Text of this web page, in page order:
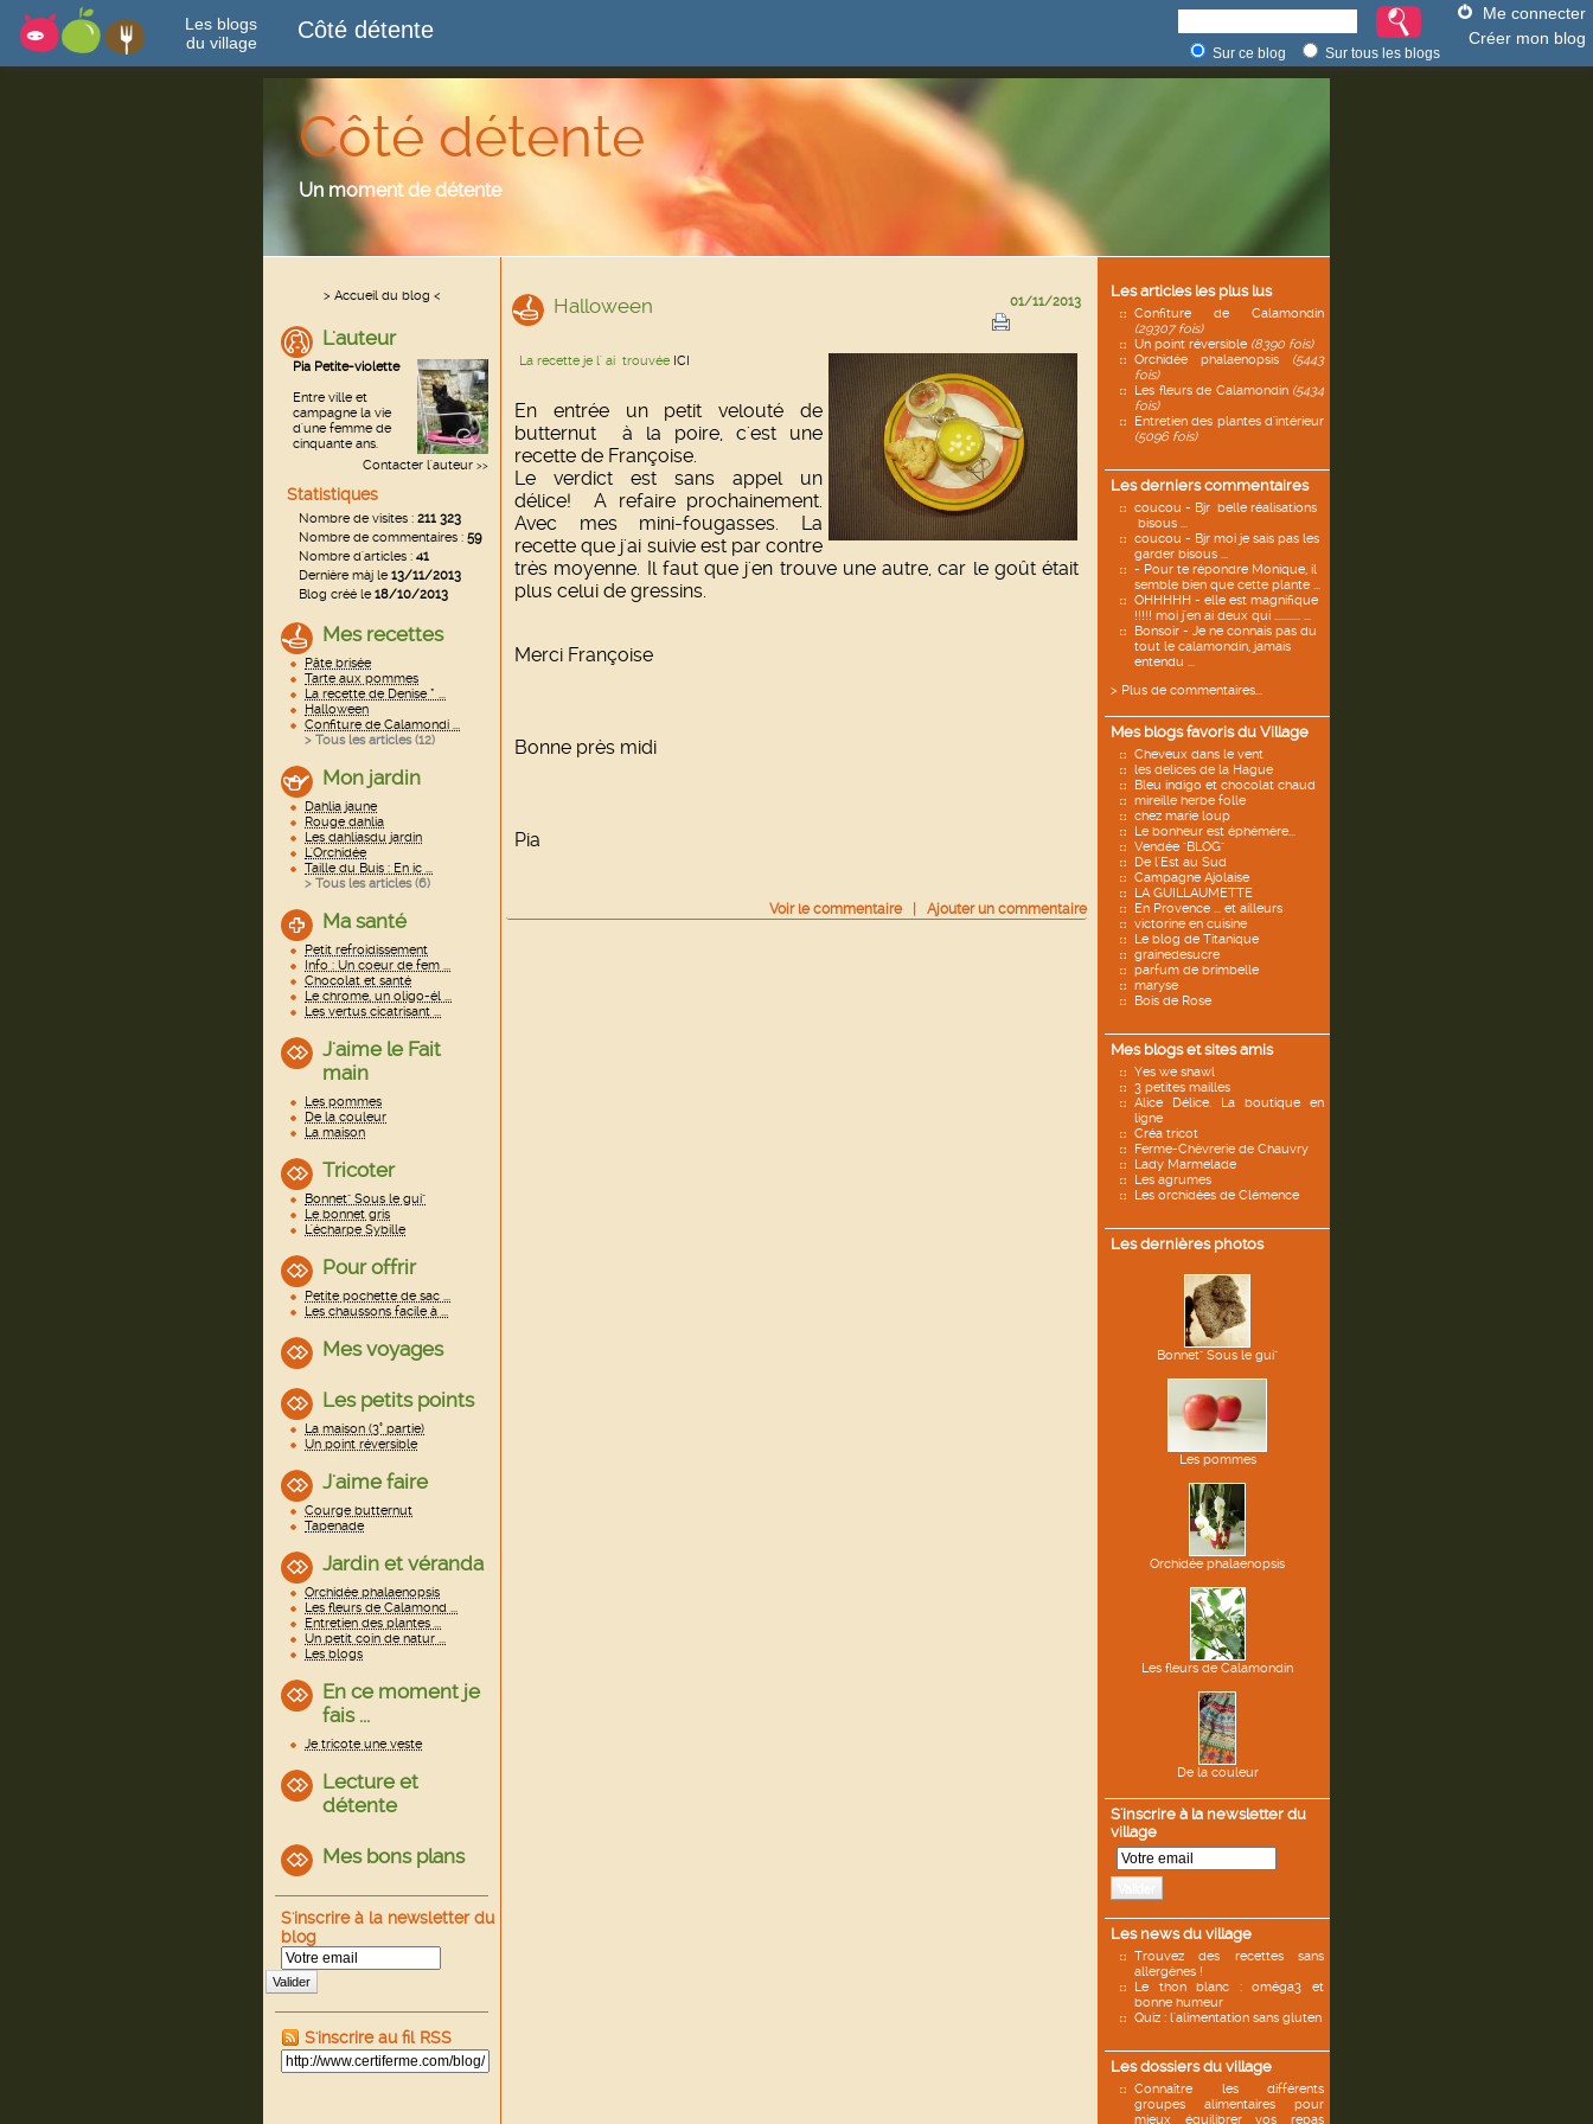
Les blogs
du village
Côté détente
Me connecter
Créer mon blog
Sur ce blog Sur tous les blogs
Côté détente
Un moment de détente
Les articles les plus lus
Confiture de Calamondin
(29307 fois)
Un point réversible (8390 fois)
Orchidée phalaenopsis (5443
fois)
Les fleurs de Calamondin (5434
fois)
Entretien des plantes d'intérieur
(5096 fois)
Les derniers commentaires
coucou - Bjr belle réalisations
bisous ...
coucou - Bjr moi je sais pas les
garder bisous ...
- Pour te répondre Monique, il
semble bien que cette plante ...
OHHHHH - elle est magnifique
!!!!! moi j'en ai deux qui ........... ...
Bonsoir - Je ne connais pas du
tout le calamondin, jamais
entendu ...
> Plus de commentaires...
Mes blogs favoris du Village
Cheveux dans le vent
les delices de la Hague
Bleu indigo et chocolat chaud
mireille herbe folle
chez marie loup
Le bonheur est éphémère...
Vendée "BLOG"
De l'Est au Sud
Campagne Ajolaise
LA GUILLAUMETTE
En Provence ... et ailleurs
victorine en cuisine
Le blog de Titanique
grainedesucre
parfum de brimbelle
maryse
Bois de Rose
Mes blogs et sites amis
Yes we shawl
3 petites mailles
Alice Délice. La boutique en
ligne
Créa tricot
Ferme-Chèvrerie de Chauvry
Lady Marmelade
Les agrumes
Les orchidées de Clémence
Les dernières photos
Bonnet" Sous le gui"
Les pommes
Orchidée phalaenopsis
Les fleurs de Calamondin
De la couleur
S'inscrire à la newsletter du
village
Les news du village
Trouvez des recettes sans
allergènes !
Le thon blanc : oméga3 et
bonne humeur
Quiz : l'alimentation sans gluten
Les dossiers du village
Connaître les différents
groupes alimentaires pour
mieux équilibrer vos repas
> Accueil du blog <
L'auteur
Pia Petite-violette
Entre ville et
campagne la vie
d'une femme de
cinquante ans.
Contacter l'auteur >>
Statistiques
Nombre de visites : 211 323
Nombre de commentaires : 59
Nombre d'articles : 41
Dernière màj le13/11/2013
Blog créé le18/10/2013
Mes recettes
Pâte brisée
Tarte aux pommes
La recette de Denise * ...
Halloween
Confiture de Calamondi ...
> Tous les articles (12)
Mon jardin
Dahlia jaune
Rouge dahlia
Les dahliasdu jardin
L'Orchidée
Taille du Buis : En ic ...
> Tous les articles (6)
Ma santé
Petit refroidissement
Info : Un coeur de fem ...
Chocolat et santé
Le chrome, un oligo-él ...
Les vertus cicatrisant ...
J'aime le Fait
main
Les pommes
De la couleur
La maison
Tricoter
Bonnet" Sous le gui"
Le bonnet gris
L'écharpe Sybille
Pour offrir
Petite pochette de sac ...
Les chaussons facile à ...
Mes voyages
Les petits points
La maison (3° partie)
Un point réversible
J'aime faire
Courge butternut
Tapenade
Jardin et véranda
Orchidée phalaenopsis
Les fleurs de Calamond ...
Entretien des plantes ...
Un petit coin de natur ...
Les blogs
En ce moment je
fais ...
Je tricote une veste
Lecture et
détente
Mes bons plans
S'inscrire à la newsletter du
blog
Valider
S'inscrire au fil RSS
Halloween 01/11/2013
La recette je l' ai trouvée ICI
En entrée un petit velouté de
butternut à la poire, c'est une
recette de Françoise.
Le verdict est sans appel un
délice! A refaire prochainement.
Avec mes mini-fougasses. La
recette que j'ai suivie est par contre
très moyenne. Il faut que j'en trouve une autre, car le goût était
plus celui de gressins.
Merci Françoise
Bonne près midi
Pia
Voir le commentaire Ajouter un commentaire